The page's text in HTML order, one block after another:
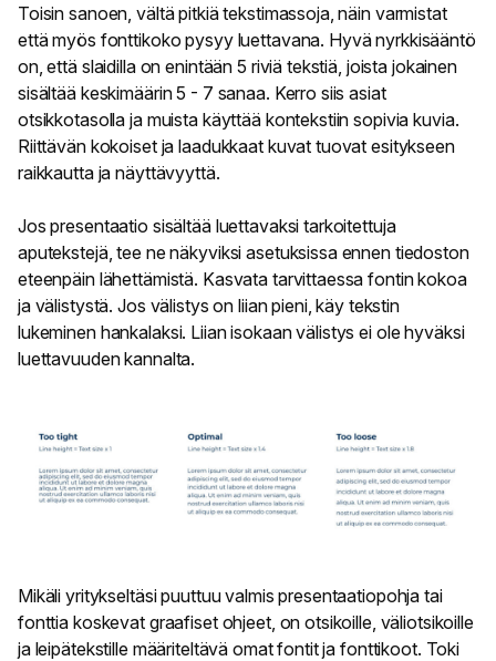
Toisin sanoen, vältä pitkiä tekstimassoja, näin varmistat
että myös fonttikoko pysyy luettavana. Hyvä nyrkkisääntö
on, että slaidilla on enintään 5 riviä tekstiä, joista jokainen
sisältää keskimäärin 5 - 7 sanaa. Kerro siis asiat
otsikkotasolla ja muista käyttää kontekstiin sopivia kuvia.
Riittävän kokoiset ja laadukkaat kuvat tuovat esitykseen
raikkautta ja näyttävyyttä.
Jos presentaatio sisältää luettavaksi tarkoitettuja
aputekstejä, tee ne näkyviksi asetuksissa ennen tiedoston
eteenpäin lähettämistä. Kasvata tarvittaessa fontin kokoa
ja välistystä. Jos välistys on liian pieni, käy tekstin
lukeminen hankalaksi. Liian isokaan välistys ei ole hyväksi
luettavuuden kannalta.
Mikäli yritykseltäsi puuttuu valmis presentaatiopohja tai
fonttia koskevat graafiset ohjeet, on otsikoille, väliotsikoille
ja leipätekstille määriteltävä omat fontit ja fonttikoot. Toki